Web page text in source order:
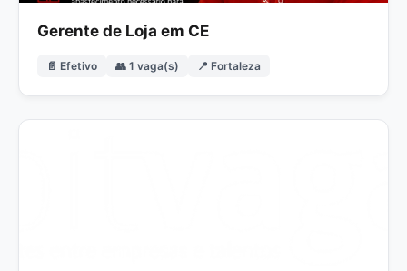
Gerente de Loja em CE
📄 Efetivo 👥 1 vaga(s) 📍 Fortaleza